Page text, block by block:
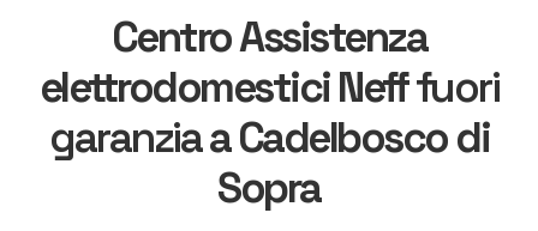
Centro Assistenza
elettrodomestici Nefffuori
garanziaa Cadelbosco di
Sopra